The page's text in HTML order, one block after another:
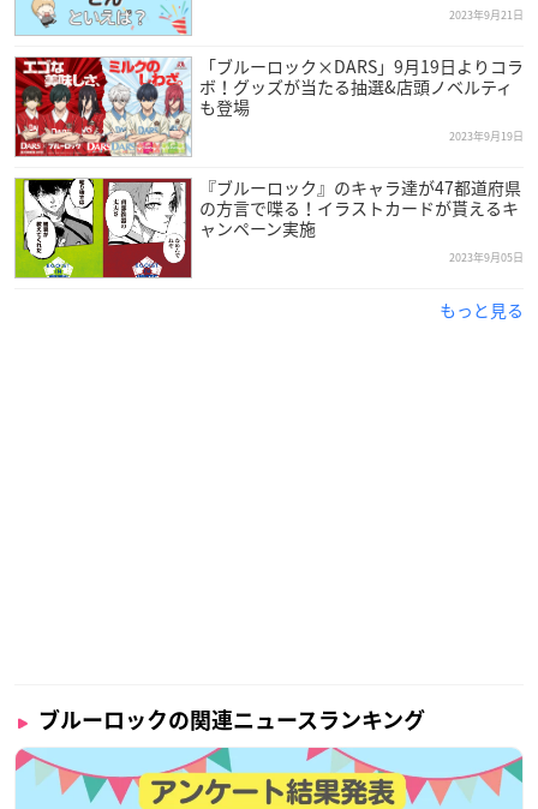
2023年9月21日
「ブルーロック×DARS」9月19日よりコラ
ボ！グッズが当たる抽選&店頭ノベルティ
も登場
2023年9月19日
『ブルーロック』のキャラ達が47都道府県
の方言で喋る！イラストカードが貰えるキ
ャンペーン実施
2023年9月05日
もっと見る
ブルーロックの関連ニュースランキング